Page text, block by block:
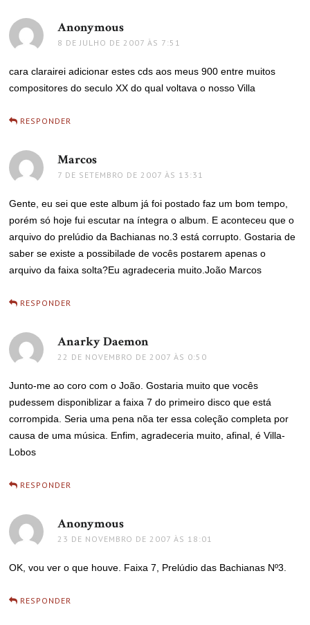
Anonymous
8 DE JULHO DE 2007 ÀS 7:51
cara clarairei adicionar estes cds aos meus 900 entre muitos
compositores do seculo XX do qual voltava o nosso Villa
RESPONDER
Marcos
7 DE SETEMBRO DE 2007 ÀS 13:31
Gente, eu sei que este album já foi postado faz um bom tempo,
porém só hoje fui escutar na íntegra o album. E aconteceu que o
arquivo do prelúdio da Bachianas no.3 está corrupto. Gostaria de
saber se existe a possibilade de vocês postarem apenas o
arquivo da faixa solta?Eu agradeceria muito.João Marcos
RESPONDER
Anarky Daemon
22 DE NOVEMBRO DE 2007 ÀS 0:50
Junto-me ao coro com o João. Gostaria muito que vocês
pudessem disponiblizar a faixa 7 do primeiro disco que está
corrompida. Seria uma pena nõa ter essa coleção completa por
causa de uma música. Enfim, agradeceria muito, afinal, é Villa-
Lobos
RESPONDER
Anonymous
23 DE NOVEMBRO DE 2007 ÀS 18:01
OK, vou ver o que houve. Faixa 7, Prelúdio das Bachianas Nº3.
RESPONDER